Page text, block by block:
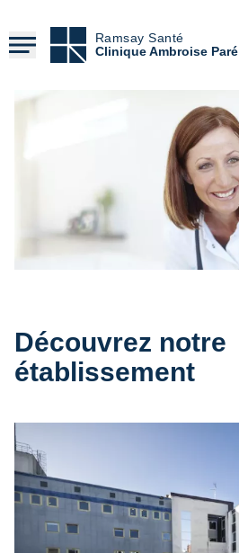
contenu
principal
Ramsay Santé
Clinique Ambroise Paré
Découvrez notre
établissement